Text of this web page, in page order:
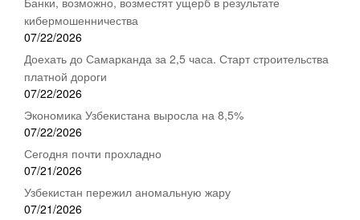
кибермошенничества
07/22/2026
Доехать до Самарканда за 2,5 часа. Старт строительства
платной дороги
07/22/2026
Экономика Узбекистана выросла на 8,5%
07/22/2026
Сегодня почти прохладно
07/21/2026
Узбекистан пережил аномальную жару
07/21/2026